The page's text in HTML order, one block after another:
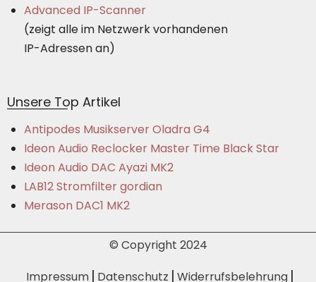
Advanced IP-Scanner
(zeigt alle im Netzwerk vorhandenen
IP-Adressen an)
Unsere Top Artikel
Antipodes Musikserver Oladra G4
Ideon Audio Reclocker Master Time Black Star
Ideon Audio DAC Ayazi MK2
LAB12 Stromfilter gordian
Merason DAC1 MK2
© Copyright 2024
Impressum Datenschutz Widerrufsbelehrung